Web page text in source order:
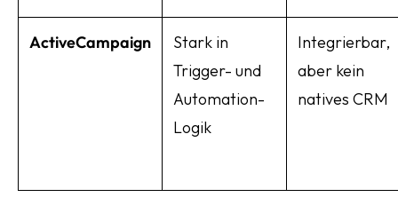
ActiveCampaign
Stark in
Trigger- und
Automation-
Logik
Integrierbar,
aber kein
natives CRM